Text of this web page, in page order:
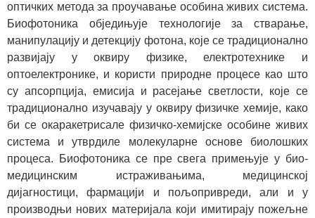
оптичких метода за проучавање особина живих система.
Биофотоника обједињује технологије за стварање,
манипулацију и детекцију фотона, које се традиционално
развијају у оквиру физике, електротехнике и
оптоелектронике, и користи природне процесе као што
су апсорпција, емисија и расејање светлости, које се
традиционално изучавају у оквиру физичке хемије, како
би се окаракетрисале физичко-хемијске особине живих
система и утврдиле молекуларне основе биолошких
процеса. Биофотоника се пре свега примењује у био-
медицинским истраживањима, медицинској
дијагностици, фармацији и пољопривреди, али и у
производњи нових материјала који имитирају пожељне